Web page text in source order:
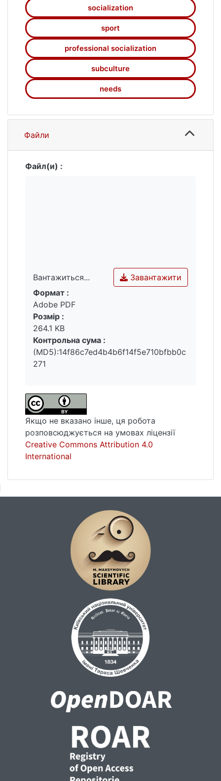
socialization
sport
professional socialization
subculture
needs
Файли
Файл(и) :
Вантажиться...
Вантажиться...
Завантажити
Формат :
Adobe PDF
Розмір :
264.1 KB
Контрольна сума :
(MD5):14f86c7ed4b4b6f14f5e710bfbb0c
271
Якщо не вказано інше, ця робота
розповсюджується на умовах ліцензії
Creative Commons Attribution 4.0
International